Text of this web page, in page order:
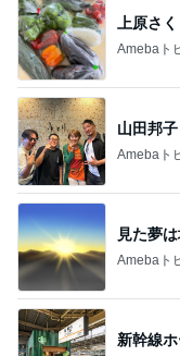
上原さ
Amebaト
山田邦
Amebaト
見た夢
Amebaト
新幹線